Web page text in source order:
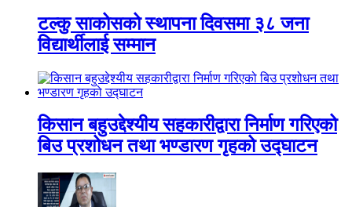
टल्कु साकोसको स्थापना दिवसमा ३८ जना
विद्यार्थीलाई सम्मान
किसान बहुउद्देश्यीय सहकारीद्वारा निर्माण गरिएको
बिउ प्रशोधन तथा भण्डारण गृहको उद्घाटन